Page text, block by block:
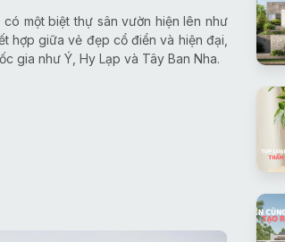
một biệt thự sân vườn hiện lên như
hợp giữa vẻ đẹp cổ điển và hiện đại,
gia như Ý, Hy Lạp và Tây Ban Nha.